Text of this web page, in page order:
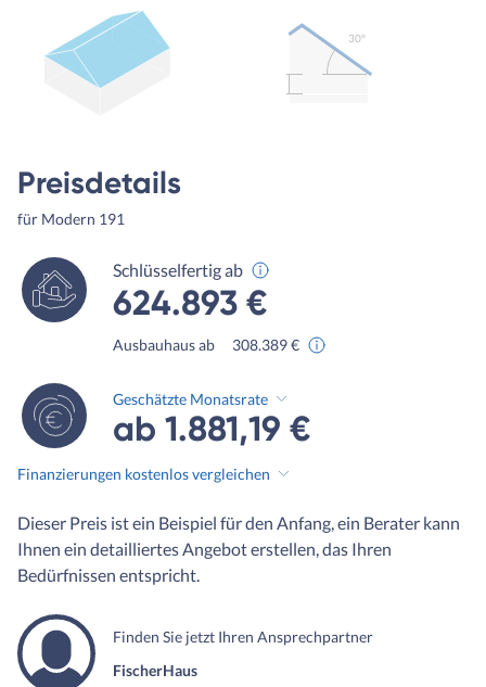
30º
Preisdetails
für Modern 191
Schlüsselfertig ab
624.893 €
Ausbauhaus ab 308.389 €
Geschätzte Monatsrate
ab 1.881,19 €
Finanzierungen kostenlos vergleichen
Dieser Preis ist ein Beispiel für den Anfang, ein Berater kann
Ihnen ein detailliertes Angebot erstellen, das Ihren
Bedürfnissen entspricht.
Finden Sie jetzt Ihren Ansprechpartner
FischerHaus